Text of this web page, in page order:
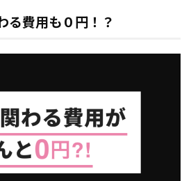
る費用も０円！？